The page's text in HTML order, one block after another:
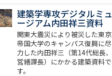
建築学専攻デジタルミュ
ージアム内田祥三資料
関東大震災により被災した東京
帝国大学のキャンパス復興に尽
力した内田祥三（第14代総長、
営繕課長）にかかる建築資料で
す。